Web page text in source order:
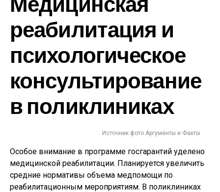
реабилитация и
психологическое
консультирование
в поликлиниках
Источник фото Аргументы и Факты
Особое внимание в программе госгарантий уделено
медицинской реабилитации. Планируется увеличить
средние нормативы объема медпомощи по
реабилитационным мероприятиям. В поликлиниках